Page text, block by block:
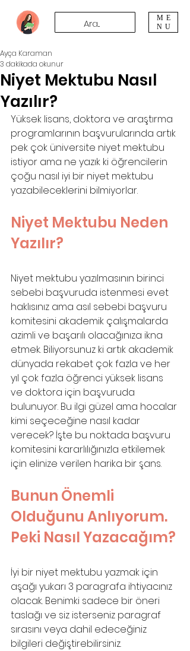
ME
NU
Niyet Mektubu Nasıl
Yazılır?
Ayça Karaman
3 dakikada okunur
Yüksek lisans, doktora ve araştırma
programlarının başvurularında artık
pek çok üniversite niyet mektubu
istiyor ama ne yazık ki öğrencilerin
çoğu nasıl iyi bir niyet mektubu
yazabileceklerini bilmiyorlar.
Niyet Mektubu Neden
Yazılır?
Niyet mektubu yazılmasının birinci
sebebi başvuruda istenmesi evet
haklısınız ama asıl sebebi başvuru
komitesini akademik çalışmalarda
azimli ve başarılı olacağınıza ikna
etmek. Biliyorsunuz ki artık akademik
dünyada rekabet çok fazla ve her
yıl çok fazla öğrenci yüksek lisans
ve doktora için başvuruda
bulunuyor. Bu ilgi güzel ama hocalar
kimi seçeceğine nasıl kadar
verecek? İşte bu noktada başvuru
komitesini kararlılığınızla etkilemek
için elinize verilen harika bir şans.
Bunun Önemli
Olduğunu Anlıyorum.
Peki Nasıl Yazacağım?
İyi bir niyet mektubu yazmak için
aşağı yukarı 3 paragrafa ihtiyacınız
olacak. Benimki sadece bir öneri
taslağı ve siz isterseniz paragraf
sırasını veya dahil edeceğiniz
bilgileri değiştirebilirsiniz.